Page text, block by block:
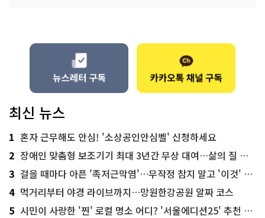
최신 뉴스
1 혼자 근무해도 안심! '소상공인안심벨' 신청하세요
2 장애인 맞춤형 보조기기 최대 3년간 무상 대여…삶의 질 높인다
3 걸을 때마다 아픈 '족저근막염'…무작정 참지 말고 '이것' 해보세요!
4 먹거리부터 야경 라이브까지…망원한강공원 알짜 코스
5 시민이 사랑한 '찐' 로컬 명소 어디? '서울에디션25' 추천 코스